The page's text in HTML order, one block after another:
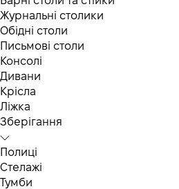
Журнальні столики
Обідні столи
Письмові столи
Консолі
Дивани
Крісла
Ліжка
Зберігання
Полиці
Стелажі
Тумби